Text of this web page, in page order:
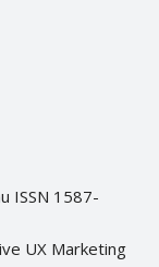
ISSN 1587-
UX Marketing